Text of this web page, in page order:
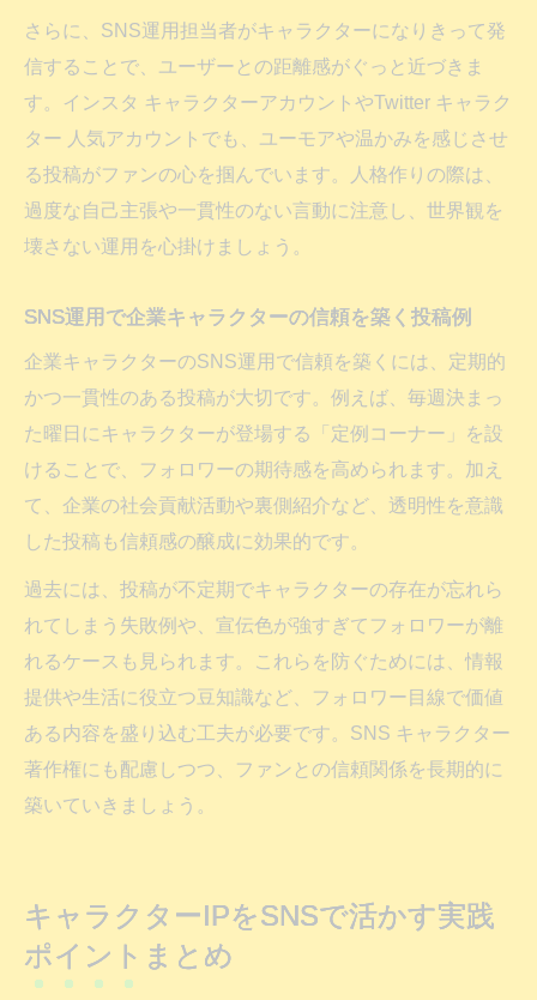
さらに、SNS運用担当者がキャラクターになりきって発
信することで、ユーザーとの距離感がぐっと近づきま
す。インスタ キャラクターアカウントやTwitter キャラク
ター 人気アカウントでも、ユーモアや温かみを感じさせ
る投稿がファンの心を掴んでいます。人格作りの際は、
過度な自己主張や一貫性のない言動に注意し、世界観を
壊さない運用を心掛けましょう。
SNS運用で企業キャラクターの信頼を築く投稿例
企業キャラクターのSNS運用で信頼を築くには、定期的
かつ一貫性のある投稿が大切です。例えば、毎週決まっ
た曜日にキャラクターが登場する「定例コーナー」を設
けることで、フォロワーの期待感を高められます。加え
て、企業の社会貢献活動や裏側紹介など、透明性を意識
した投稿も信頼感の醸成に効果的です。
過去には、投稿が不定期でキャラクターの存在が忘れら
れてしまう失敗例や、宣伝色が強すぎてフォロワーが離
れるケースも見られます。これらを防ぐためには、情報
提供や生活に役立つ豆知識など、フォロワー目線で価値
ある内容を盛り込む工夫が必要です。SNS キャラクター
著作権にも配慮しつつ、ファンとの信頼関係を長期的に
築いていきましょう。
キャラクターIPをSNSで活かす実践
ポイントまとめ